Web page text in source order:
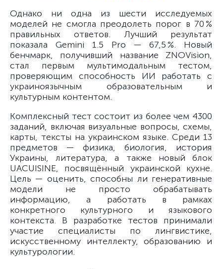
Однако ни одна из шести исследуемых
моделей не смогла преодолеть порог в 70 %
правильных ответов. Лучший результат
показала Gemini 1.5 Pro — 67,5 %. Новый
бенчмарк, получивший название ZNOVision,
стал первым мультимодальным тестом,
проверяющим способность ИИ работать с
украиноязычным образовательным и
культурным контентом.
Комплексный тест состоит из более чем 4300
заданий, включая визуальные вопросы, схемы,
карты, тексты на украинском языке. Среди 13
предметов — физика, биология, история
Украины, литература, а также новый блок
UACUISINE, посвящённый украинской кухне.
Цель — оценить, способны ли генеративные
модели не просто обрабатывать
информацию, а работать в рамках
конкретного культурного и языкового
контекста. В разработке тестов принимали
участие специалисты по лингвистике,
искусственному интеллекту, образованию и
культурологии.